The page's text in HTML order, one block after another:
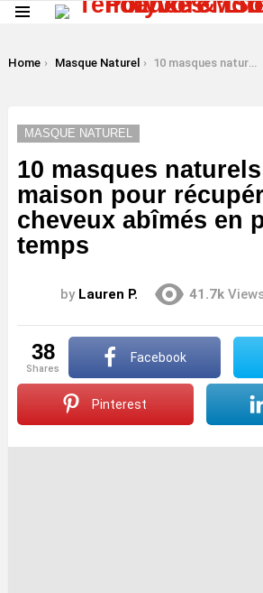
You are here:
Home Masque Naturel 10 masques naturels faits maison pour récupérer les cheveux abîmés en peu de temps
MASQUE NATUREL
10 masques
maison pour
cheveux abîmés en
temps
by Lauren P. 41.7k
38
shares
Facebook
Pinterest